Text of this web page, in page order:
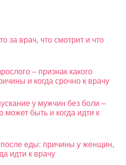
за врач, что смотрит и что
– признак какого
и когда срочно к врачу
у мужчин без боли –
может быть и когда идти к
еды: причины у женщин,
идти к врачу